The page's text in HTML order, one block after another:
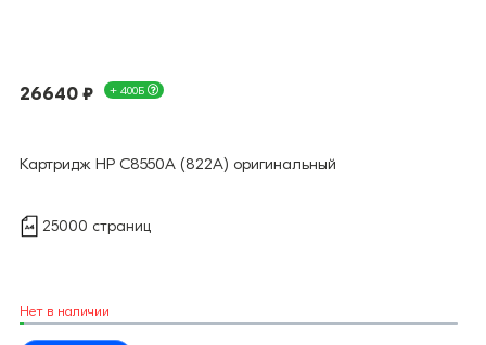
26640 ₽ + 400Б
Картридж HP C8550A (822A) оригинальный
25000 страниц
Нет в наличии